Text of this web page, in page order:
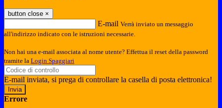
button close ×
E-mail Verrà inviato un messaggio
all'indirizzo indicato con le istruzioni necessarie.
Non hai una e-mail associata al nome utente? Effettua il reset della password
tramite la Login Spaggiari
E-mail inviata, si prega di controllare la casella di posta elettronica!
Errore